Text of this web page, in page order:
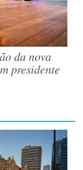
da nova
presidente